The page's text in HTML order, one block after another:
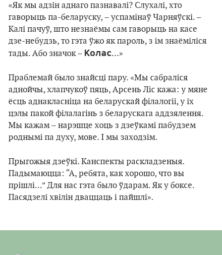
«Як мы адзін аднаго пазнавалі? Слухалі, хто
гаворыць па-беларуску, – успамінаў Чарняўскі. –
Калі пачуў, што незнаёмы сам гаворыць на касе
дзе-небудзь, то гэта ўжо як пароль, з ім знаёміліся
тады. Або значок – Колас…»
Праблемай было знайсці пару. «Мы сабраліся
аднойчы, хлапчукоў пяць, Арсень Ліс кажа: у мяне
ёсць аднакласніца на беларускай філалогіі, у іх
цэлы пакой філалагінь з беларускага аддзялення.
Мы кажам – нарэшце хоць з дзеўкамі пабудзем
роднымі па духу, мове. І мы заходзім.
Прыгожыя дзеўкі. Канспекты раскладзеныя.
Падымаюцца: “А, ребята, как хорошо, что вы
прішлі…” Для нас гэта было ўдарам. Як у боксе.
Пасядзелі хвілін дваццаць і пайшлі».